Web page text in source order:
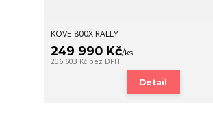
KOVE 800X RALLY
249 990 Kč/ks
206 603 Kč bez DPH
Detail